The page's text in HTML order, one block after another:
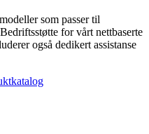
som passer til
for vårt nettbaserte
også dedikert assistanse